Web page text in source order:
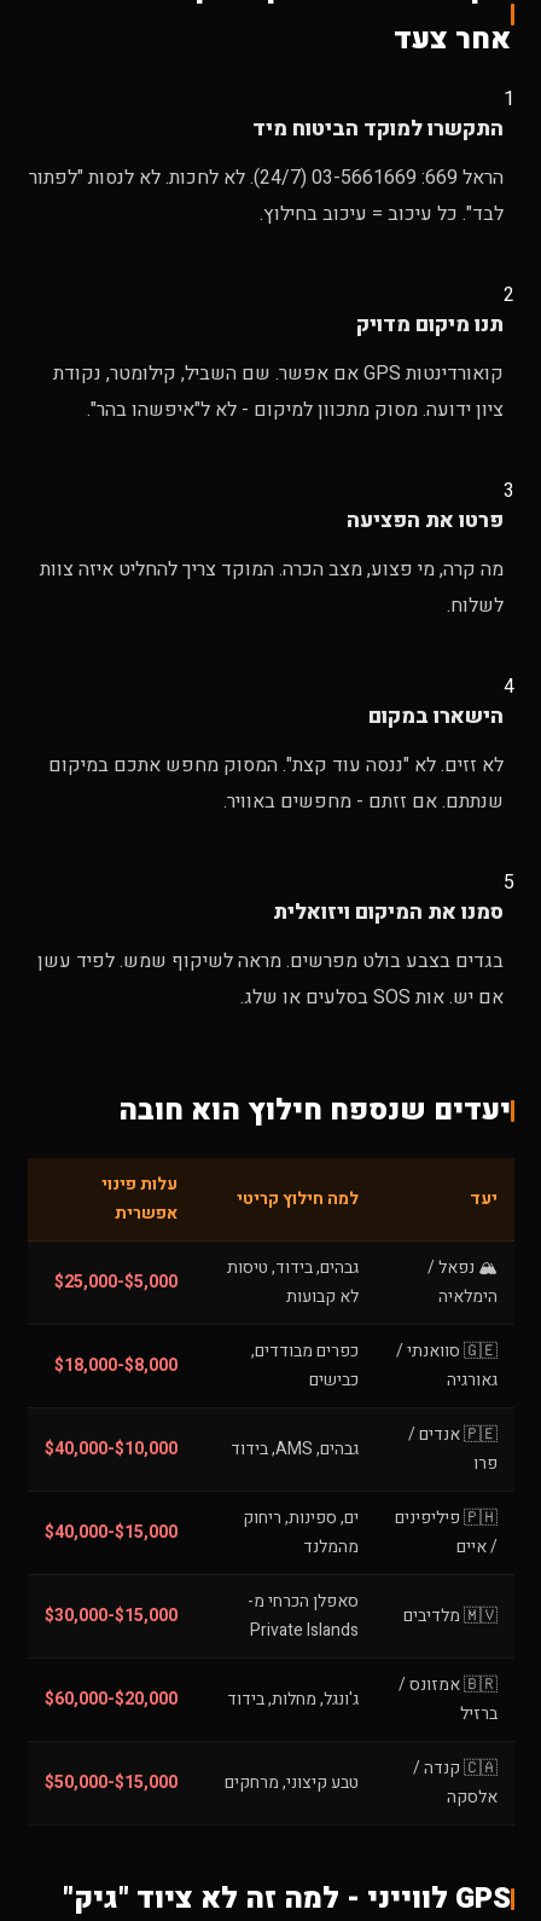
אחר צעד
1
התקשרו למוקד הביטוח מיד
הראל 669: 03-5661669 (24/7). לא לחכות. לא לנסות "לפתור
לבד". כל עיכוב = עיכוב בחילוץ.
2
תנו מיקום מדויק
קואורדינטות GPS אם אפשר. שם השביל, קילומטר, נקודת
ציון ידועה. מסוק מתכוון למיקום - לא ל"איפשהו בהר".
3
פרטו את הפציעה
מה קרה, מי פצוע, מצב הכרה. המוקד צריך להחליט איזה צוות
לשלוח.
4
הישארו במקום
לא זזים. לא "ננסה עוד קצת". המסוק מחפש אתכם במיקום
שנתתם. אם זזתם - מחפשים באוויר.
5
סמנו את המיקום ויזואלית
בגדים בצבע בולט מפרשים. מראה לשיקוף שמש. לפיד עשן
אם יש. אות SOS בסלעים או שלג.
יעדים שנספח חילוץ הוא חובה
יעד למה חילוץ קריטי
עלות פינוי
אפשרית
🏔️ נפאל /
הימלאיה
גבהים, בידוד, טיסות
לא קבועות
$5,000-$25,000
🇬🇪 סוואנתי /
גאורגיה
כפרים מבודדים,
כבישים
$8,000-$18,000
🇵🇪 אנדים /
פרו
גבהים, AMS, בידוד $10,000-$40,000
🇵🇭 פיליפינים
/ איים
ים, ספינות, ריחוק
מהמלנד
$15,000-$40,000
🇲🇻 מלדיבים
סאפלן הכרחי מ-
Private Islands
$15,000-$30,000
🇧🇷 אמזונס /
ברזיל
ג'ונגל, מחלות, בידוד $20,000-$60,000
🇨🇦 קנדה /
אלסקה
טבע קיצוני, מרחקים $15,000-$50,000
GPS לווייני - למה זה לא ציוד "גיק"